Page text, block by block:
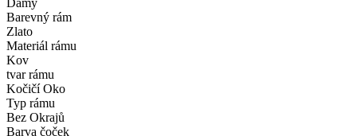
Barevný rám
Zlato
Materiál rámu
Kov
tvar rámu
Kočičí Oko
Typ rámu
Bez Okrajů
Barva čoček